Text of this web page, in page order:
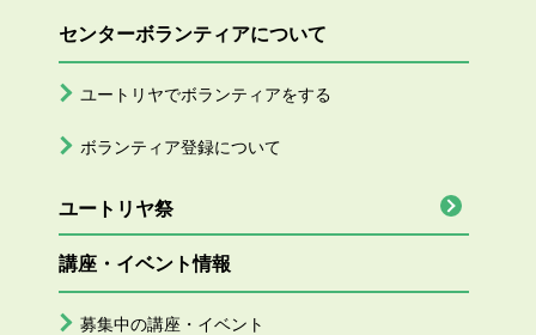
センターボランティアについて
ユートリヤでボランティアをする
ボランティア登録について
ユートリヤ祭
講座・イベント情報
募集中の講座・イベント